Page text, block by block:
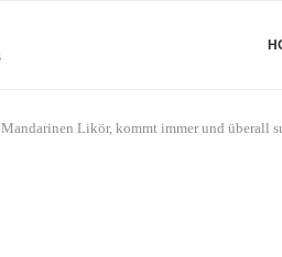
Mandarinen Likör, kommt immer und überall